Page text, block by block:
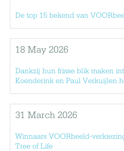
De top 15 bekend van
18 May 2026
Dankzij hun frisse blik maken
Koenderink en Paul Verkuijlen
31 March 2026
Winnaars VOORbeeld-
Tree of Life